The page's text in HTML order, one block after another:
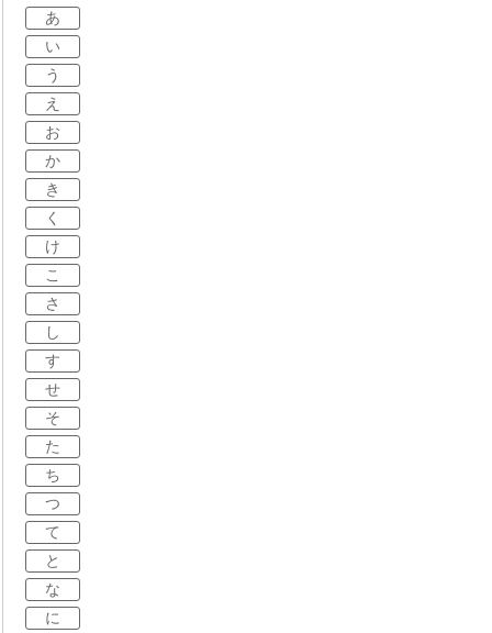
あ
い
う
え
お
か
き
く
け
こ
さ
し
す
せ
そ
た
ち
つ
て
と
な
に